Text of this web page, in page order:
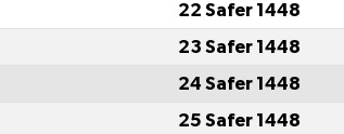
22 Safer 1448
23 Safer 1448
24 Safer 1448
25 Safer 1448